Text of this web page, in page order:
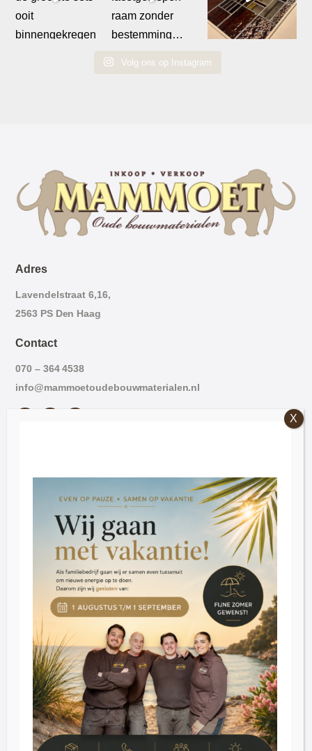
Volg ons op Instagram
Adres
Lavendelstraat 6,16,
2563 PS Den Haag
Contact
070 – 364 4538
info@mammoetoudebouwmaterialen.nl
Zaterdag: 09:30 – 16:30
Dinsdag t/m donderdag op afspraak
Klantenservice
Blog
Reviews
Contact
Inkoop
Over ons